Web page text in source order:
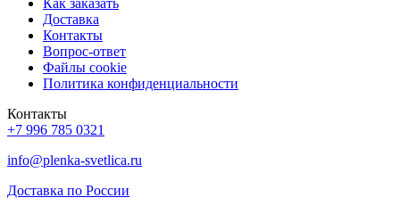
Доставка
Контакты
Вопрос-ответ
Файлы cookie
Политика конфиденциальности
Контакты
+7 996 785 0321
info@plenka-svetlica.ru
Доставка по России